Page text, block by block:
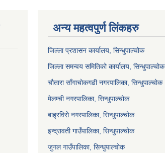
अन्य महत्वपुर्ण लिंकहरु
जिल्ला प्रशासन कार्यालय, सिन्धुपाल्चोक
जिल्ला समन्वय समितिको कार्यालय, सिन्धुपाल्चोक
चौतारा साँगाचोकगढी नगरपालिका, सिन्धुपाल्चोक
मेलम्ची नगरपालिका, सिन्धुपाल्चोक
बाह्रविसे नगरपालिका, सिन्धुपाल्चोक
इन्द्रावती गाउँपालिका, सिन्धुपाल्चोक
जुगल गाउँपालिका, सिन्धुपाल्चोक